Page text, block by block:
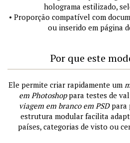
holograma estilizado,
• Proporção compatível com
ou inserido em página
Por que este
Ele permite criar rapidamente um
em Photoshoppara testes de
viagem em branco em PSDpara
estrutura modular facilita
países, categorias de visto ou